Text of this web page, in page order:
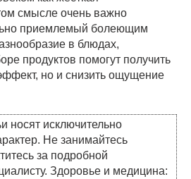
смысле очень важно
приемлемый болеющим
в блюдах,
продуктов помогут получить
но и снизить ощущение
носят исключительно
Не занимайтесь
за подробной
Здоровье и медицина: